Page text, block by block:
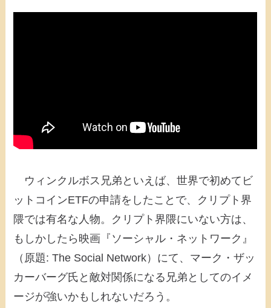
ウィンクルボス兄弟といえば、世界で初めてビ
ットコインETFの申請をしたことで、クリプト界
隈では有名な人物。クリプト界隈にいない方は、
もしかしたら映画『ソーシャル・ネットワーク』
（原題: The Social Network）にて、マーク・ザッ
カーバーグ氏と敵対関係になる兄弟としてのイメ
ージが強いかもしれないだろう。